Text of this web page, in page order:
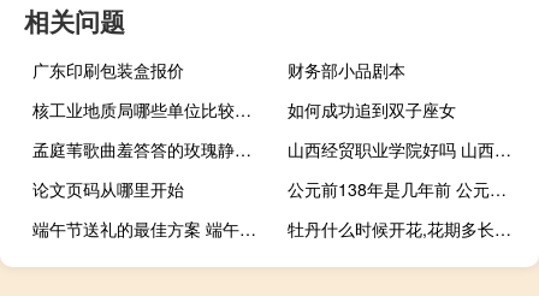
相关问题
广东印刷包装盒报价
财务部小品剧本
核工业地质局哪些单位比较好 中国核工业地质局
如何成功追到双子座女
孟庭苇歌曲羞答答的玫瑰静悄悄的开歌词写的是什么意思 无字幕MV羞答答的玫瑰
山西经贸职业学院好吗 山西经贸职业技术学院
论文页码从哪里开始
公元前138年是几年前 公元前138年是什么朝代
端午节送礼的最佳方案 端午节送礼一般送什么
牡丹什么时候开花,花期多长时间 牡丹花几月开放最佳时间